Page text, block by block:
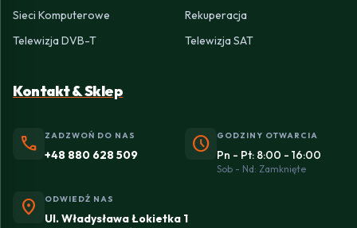
Sieci Komputerowe
Rekuperacja
Telewizja DVB-T
Telewizja SAT
Kontakt & Sklep
phone ZADZWOŃ DO NAS
+48 880 628 509 schedule GODZINY OTWARCIA
Pn - Pt: 8:00 - 16:00
Sob - Nd: Zamknięte
location_on ODWIEDŹ NAS
Ul. Władysława Łokietka 1